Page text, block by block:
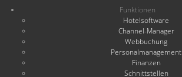
Funktionen
Hotelsoftware
Channel-Manager
Webbuchung
Personalmanagement
Finanzen
Schnittstellen